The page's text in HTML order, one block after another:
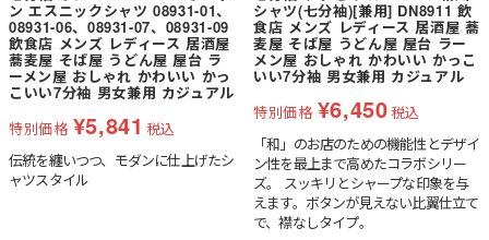
ン エスニックシャツ 08931-01、
08931-06、08931-07、08931-09
飲食店 メンズ レディース 居酒屋
蕎麦屋 そば屋 うどん屋 屋台 ラ
ーメン屋 おしゃれ かわいい かっ
こいい7分袖 男女兼用 カジュアル
特別価格 ¥5,841 税込
伝統を纏いつつ、モダンに仕上げたシ
ャツスタイル
シャツ(七分袖)[兼用] DN8911 飲
食店 メンズ レディース 居酒屋 蕎
麦屋 そば屋 うどん屋 屋台 ラー
メン屋 おしゃれ かわいい かっこ
いい7分袖 男女兼用 カジュアル
特別価格 ¥6,450税込
「和」のお店のための機能性とデザイ
ン性を最上まで高めたコラボシリー
ズ。 スッキリとシャープな印象を与
えます。ボタンが見えない比翼仕立て
で、襟なしタイプ。